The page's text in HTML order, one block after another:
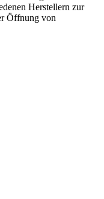
Herstellern zur
Öffnung von